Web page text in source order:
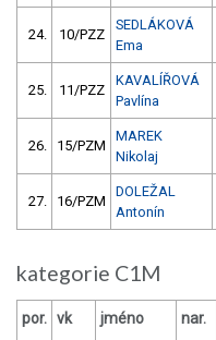
24. 10/PZZ
SEDLÁKOVÁ
Ema
25. 11/PZZ
KAVALÍŘOVÁ
Pavlína
26. 15/PZM
MAREK
Nikolaj
27. 16/PZM
DOLEŽAL
Antonín
kategorie C1M
por. vk jméno nar.